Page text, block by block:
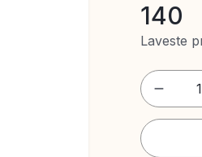
140
Laveste
1